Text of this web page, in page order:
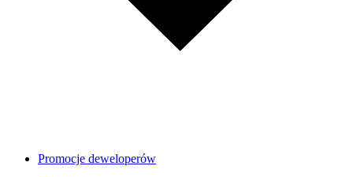
Promocje deweloperów